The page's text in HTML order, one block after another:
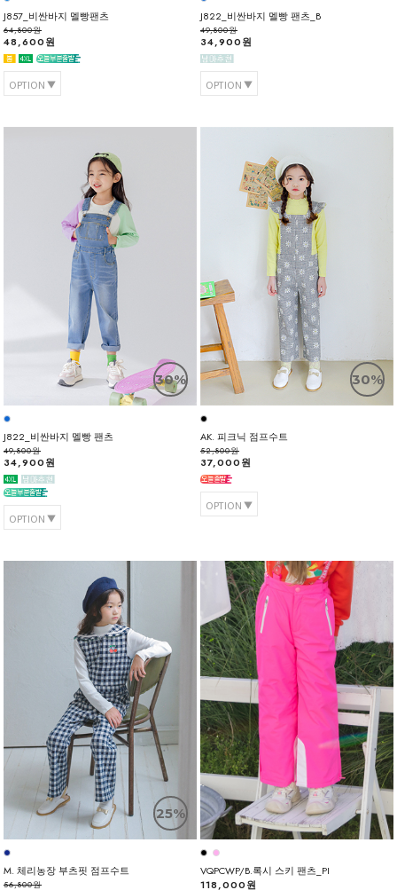
J857_비싼바지 멜빵팬츠
64,800원
48,600원
OPTION
J822_비싼바지 멜빵 팬츠_B
49,800원
34,900원
OPTION
30%
J822_비싼바지 멜빵 팬츠
49,800원
34,900원
OPTION
30%
AK. 피크닉 점프수트
52,800원
37,000원
OPTION
25%
M. 체리농장 부츠핏 점프수트
56,800원
VQPCWP/B.록시 스키 팬츠_PI
118,000원